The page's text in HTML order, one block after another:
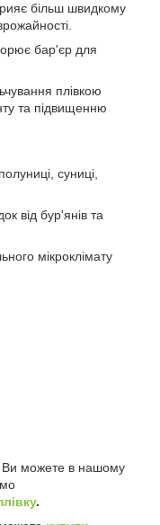
більш швидкому
бар'єр для
плівкою
та підвищенню
суниці,
від бур'янів та
мікроклімату
Ви можете в нашому
.